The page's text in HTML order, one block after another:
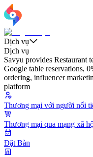
Dịch vụ
Dịch vụ
Savyu provides Restaurant
Google table reservations,
ordering, influencer
platform
Thương mại với người nổi
Thương mại qua mạng xã
Đặt Bàn